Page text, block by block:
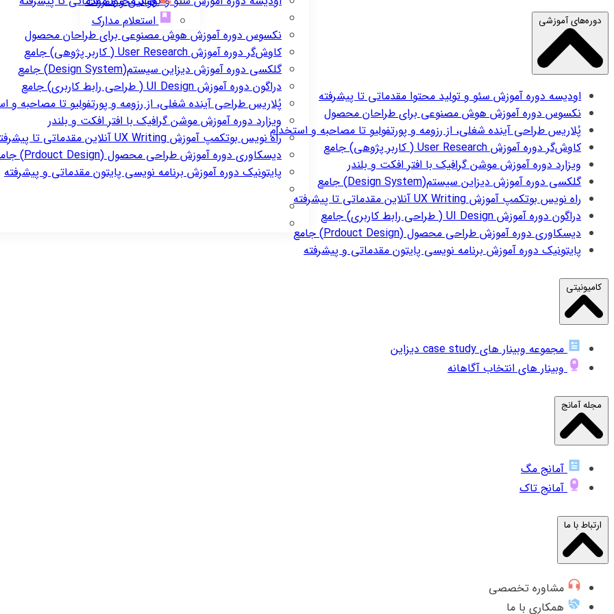
نکسوسدوره آموزش هوش مصنوعی برای طراحان محصول
کاوش‌گردوره آموزش User Research ( کاربر پژوهی) جامع
گلکسیدوره آموزش دیزاین سیستم(Design System) جامع
دراگوندوره آموزش UI Design ( طراحی رابط کاربری) جامع
پُلاریسطراحی آینده شغلی، از رزومه و پورتفولیو تا مصاحبه و
ویزارددوره آموزش موشن گرافیک با افتر افکت و بلندر
راه نویسبوتکمپ آموزش UX Writing آنلاین مقدماتی تا پیشرفته
دیسکاوریدوره آموزش طراحی محصول (Prdouct Design) جامع
پایتونیکدوره آموزش برنامه نویسی پایتون مقدماتی و پیشرفته
استعلام مدارک
دوره‌های آموزشی
اودیسهدوره آموزش سئو و تولید محتوا مقدماتی تا پیشرفته
نکسوسدوره آموزش هوش مصنوعی برای طراحان محصول
پُلاریسطراحی آینده شغلی، از رزومه و پورتفولیو تا مصاحبه و استخدام
کاوش‌گردوره آموزش User Research ( کاربر پژوهی) جامع
ویزارددوره آموزش موشن گرافیک با افتر افکت و بلندر
گلکسیدوره آموزش دیزاین سیستم(Design System) جامع
راه نویسبوتکمپ آموزش UX Writing آنلاین مقدماتی تا پیشرفته
دراگوندوره آموزش UI Design ( طراحی رابط کاربری) جامع
دیسکاوریدوره آموزش طراحی محصول (Prdouct Design) جامع
پایتونیکدوره آموزش برنامه نویسی پایتون مقدماتی و پیشرفته
کامیونیتی
مجموعه وبینار های case study دیزاین
وبینار های انتخاب آگاهانه
مجله آمانج
آمانج مگ
آمانج تاک
ارتباط با ما
مشاوره تخصصی
همکاری با ما